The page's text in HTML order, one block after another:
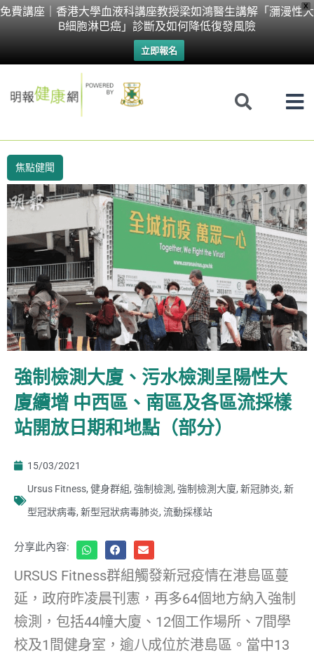
X
免費講座｜香港大學血液科講座教授梁如鴻醫生講解「瀰漫性大
B細胞淋巴癌」診斷及如何降低復發風險
立即報名
Skip
焦點健聞
強制檢測大廈、污水檢測呈陽性大
廈續增 中西區、南區及各區流採樣
站開放日期和地點（部分）
15/03/2021
Ursus Fitness, 健身群組, 強制檢測, 強制檢測大廈, 新冠肺炎, 新
型冠狀病毒, 新型冠狀病毒肺炎, 流動採樣站
分享此內容:
URSUS Fitness群組觸發新冠疫情在港島區蔓
延，政府昨凌晨刊憲，再多64個地方納入強制
檢測，包括44幢大廈、12個工作場所、7間學
校及1間健身室，逾八成位於港島區。當中13